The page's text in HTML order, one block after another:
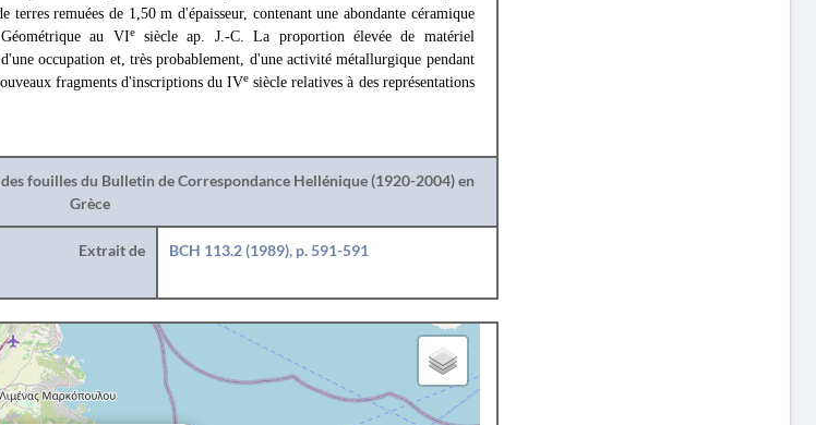
terres remuées de 1,50 m d'épaisseur, contenant une abondante céramique
au VIesiècle ap. J.-C. La proportion élevée de matériel
occupation et, très probablement, d'une activité métallurgique pendant
fragments d'inscriptions du IVe siècle relatives à des représentations
fouilles du Bulletin de Correspondance Hellénique (1920-2004) en
Grèce
Extrait de BCH 113.2 (1989), p. 591-591